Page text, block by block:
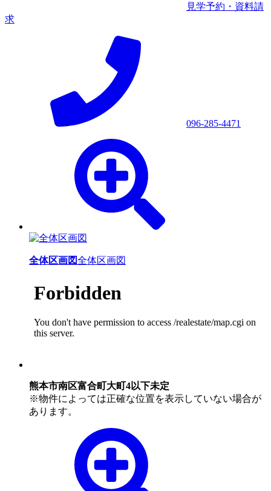
見学予約・資料請
求
096-285-4471
全体区画図全体区画図
熊本市南区富合町大町4以下未定
※物件によっては正確な位置を表示していない場合が
あります。